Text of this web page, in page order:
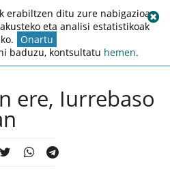
ere, Iurrebaso
erabiltzen ditu zure nabigazioa
eta analisi estatistikoak
Onartu
baduzu, kontsultatu hemen.